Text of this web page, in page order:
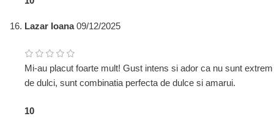
Lazar Ioana09/12/2025
Mi-au placut foarte mult! Gust intens si ador ca nu sunt extrem
de dulci, sunt combinatia perfecta de dulce si amarui.
10